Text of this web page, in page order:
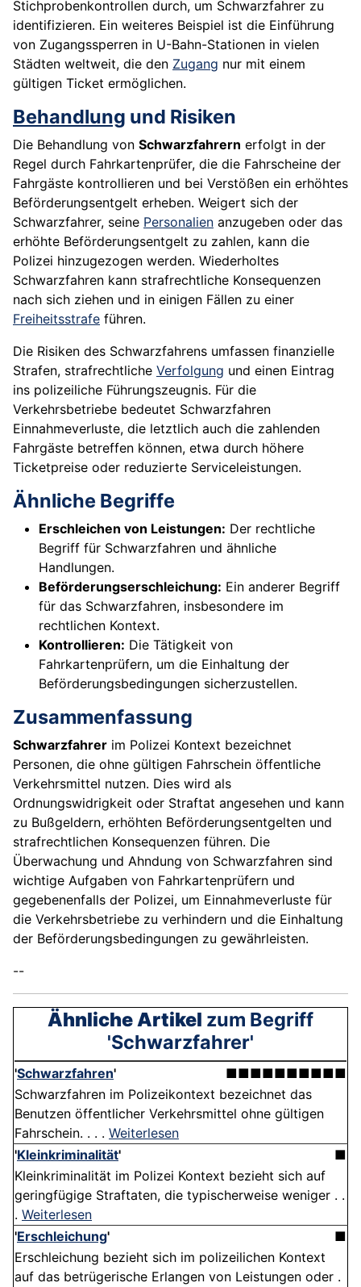
Stichprobenkontrollen durch, um Schwarzfahrer zu
identifizieren. Ein weiteres Beispiel ist die Einführung
von Zugangssperren in U-Bahn-Stationen in vielen
Städten weltweit, die den Zugang nur mit einem
gültigen Ticket ermöglichen.
Behandlung und Risiken
Die Behandlung von Schwarzfahrern erfolgt in der
Regel durch Fahrkartenprüfer, die die Fahrscheine der
Fahrgäste kontrollieren und bei Verstößen ein erhöhtes
Beförderungsentgelt erheben. Weigert sich der
Schwarzfahrer, seine Personalien anzugeben oder das
erhöhte Beförderungsentgelt zu zahlen, kann die
Polizei hinzugezogen werden. Wiederholtes
Schwarzfahren kann strafrechtliche Konsequenzen
nach sich ziehen und in einigen Fällen zu einer
Freiheitsstrafe führen.
Die Risiken des Schwarzfahrens umfassen finanzielle
Strafen, strafrechtliche Verfolgung und einen Eintrag
ins polizeiliche Führungszeugnis. Für die
Verkehrsbetriebe bedeutet Schwarzfahren
Einnahmeverluste, die letztlich auch die zahlenden
Fahrgäste betreffen können, etwa durch höhere
Ticketpreise oder reduzierte Serviceleistungen.
Ähnliche Begriffe
Erschleichen von Leistungen: Der rechtliche
Begriff für Schwarzfahren und ähnliche
Handlungen.
Beförderungserschleichung: Ein anderer Begriff
für das Schwarzfahren, insbesondere im
rechtlichen Kontext.
Kontrollieren: Die Tätigkeit von
Fahrkartenprüfern, um die Einhaltung der
Beförderungsbedingungen sicherzustellen.
Zusammenfassung
Schwarzfahrer im Polizei Kontext bezeichnet
Personen, die ohne gültigen Fahrschein öffentliche
Verkehrsmittel nutzen. Dies wird als
Ordnungswidrigkeit oder Straftat angesehen und kann
zu Bußgeldern, erhöhten Beförderungsentgelten und
strafrechtlichen Konsequenzen führen. Die
Überwachung und Ahndung von Schwarzfahren sind
wichtige Aufgaben von Fahrkartenprüfern und
gegebenenfalls der Polizei, um Einnahmeverluste für
die Verkehrsbetriebe zu verhindern und die Einhaltung
der Beförderungsbedingungen zu gewährleisten.
--
Ähnliche Artikel zum Begriff
'Schwarzfahrer'
'Schwarzfahren'
■■■■■■■■■■
Schwarzfahren im Polizeikontext bezeichnet das
Benutzen öffentlicher Verkehrsmittel ohne gültigen
Fahrschein. . . . Weiterlesen
'Kleinkriminalität'
■
Kleinkriminalität im Polizei Kontext bezieht sich auf
geringfügige Straftaten, die typischerweise weniger . .
. Weiterlesen
'Erschleichung'
■
Erschleichung bezieht sich im polizeilichen Kontext
auf das betrügerische Erlangen von Leistungen oder .